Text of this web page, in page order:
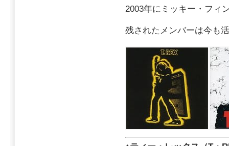
2003年にミッキー・フィ
残されたメンバーは今も